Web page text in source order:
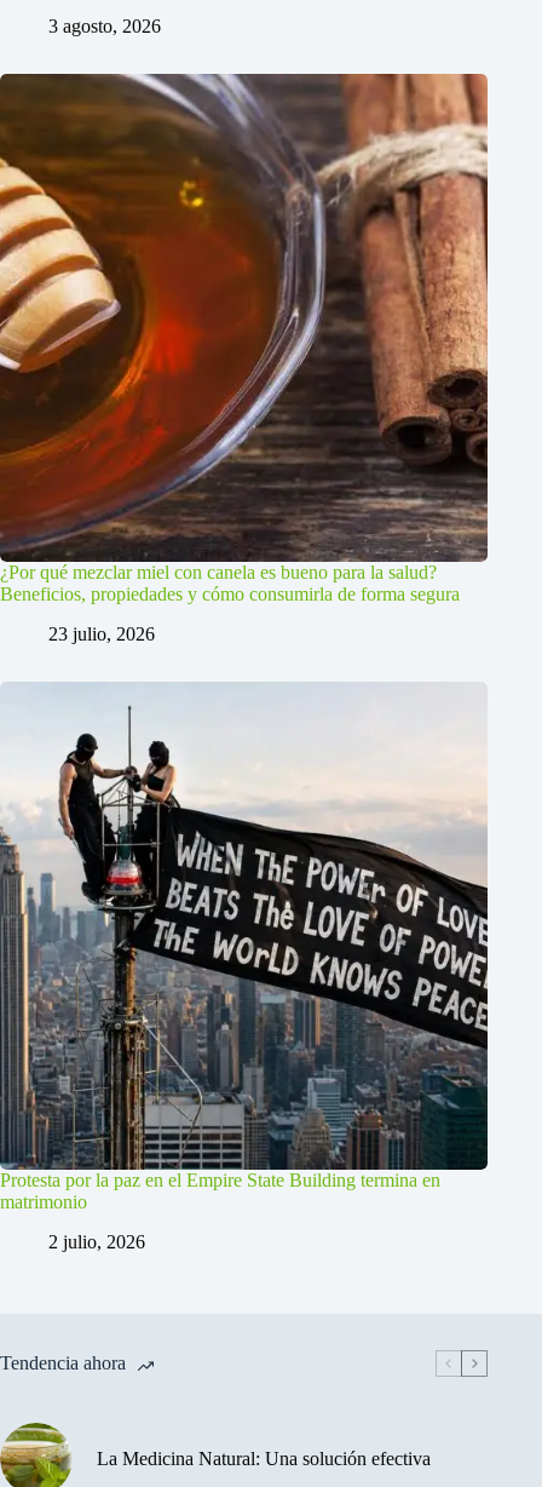
3 agosto, 2026
¿Por qué mezclar miel con canela es bueno para la salud?
Beneficios, propiedades y cómo consumirla de forma segura
23 julio, 2026
Protesta por la paz en el Empire State Building termina en
matrimonio
2 julio, 2026
Tendencia ahora
La Medicina Natural: Una solución efectiva